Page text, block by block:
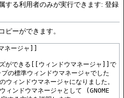
する利用者のみが実行できます: 登録
ピーができます。